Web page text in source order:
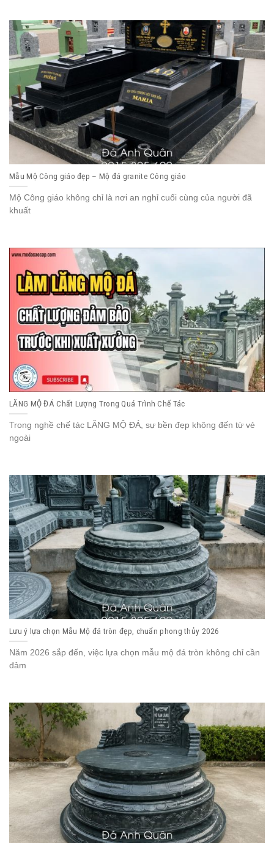
Mẫu Mộ Công giáo đẹp – Mộ đá granite Công giáo
Mộ Công giáo không chỉ là nơi an nghỉ cuối cùng của người đã
khuất
LĂNG MỘ ĐÁ Chất Lượng Trong Quá Trình Chế Tác
Trong nghề chế tác LĂNG MỘ ĐÁ, sự bền đẹp không đến từ vẻ
ngoài
Lưu ý lựa chọn Mẫu Mộ đá tròn đẹp, chuẩn phong thủy 2026
Năm 2026 sắp đến, việc lựa chọn mẫu mộ đá tròn không chỉ cần
đảm